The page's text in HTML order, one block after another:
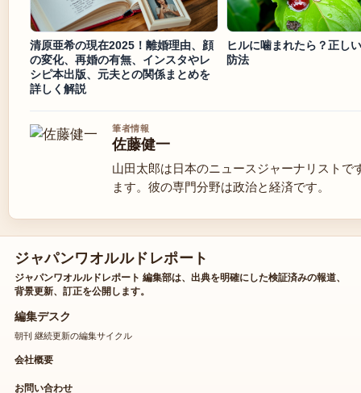
清原亜希の現在2025！離婚理由、顔
の変化、再婚の有無、インスタやレ
シピ本出版、元夫との関係まとめを
詳しく解説
ヒルに噛まれたら？正し
防法
筆者情報
佐藤健一
山田太郎は日本のニュースジャーナリスト
ます。彼の専門分野は政治と経済です。
ジャパンワオルルドレポート
ジャパンワオルルドレポート 編集部は、出典を明確にした検証済みの報道、
背景更新、訂正を公開します。
編集デスク
朝刊 継続更新の編集サイクル
会社概要
お問い合わせ